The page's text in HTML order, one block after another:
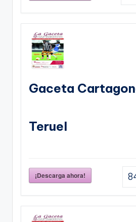
Gaceta
Teruel
¡Descarga ahora!